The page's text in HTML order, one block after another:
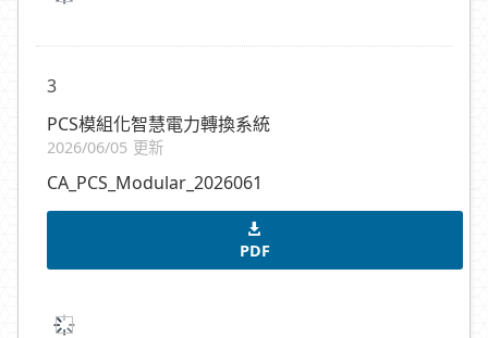
3
PCS模組化智慧電力轉換系統
2026/06/05 更新
CA_PCS_Modular_2026061
PDF